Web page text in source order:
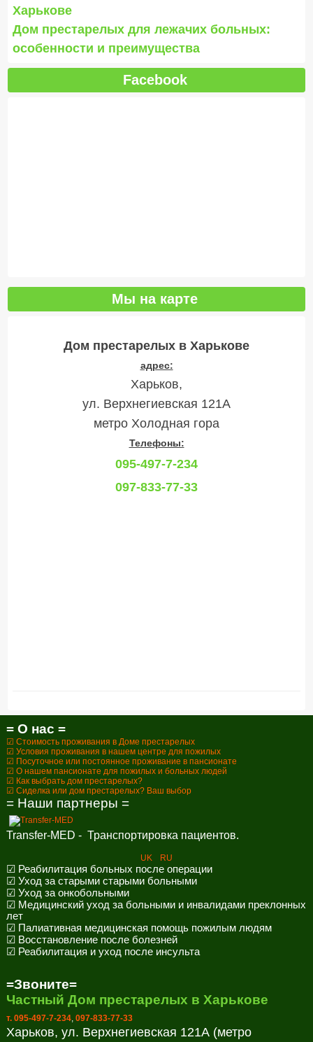
Харькове
Дом престарелых для лежачих больных:
особенности и преимущества
Facebook
Мы на карте
Дом престарелых в Харькове
адрес:
Харьков,
ул. Верхнегиевская 121А
метро Холодная гора
Телефоны:
095-497-7-234
097-833-77-33
= О нас =
☑ Стоимость проживания в Доме престарелых
☑ Условия проживания в нашем центре для пожилых
☑ Посуточное или постоянное проживание в пансионате
☑ О нашем пансионате для пожилых и больных людей
☑ Как выбрать дом престарелых?
☑ Сиделка или дом престарелых? Ваш выбор
= Наши партнеры =
Transfer-MED - Транспортировка пациентов.
UK RU
☑ Реабилитация больных после операции
☑ Уход за старыми старыми больными
☑ Уход за онкобольными
☑ Медицинский уход за больными и инвалидами преклонных
лет
☑ Палиативная медицинская помощь пожилым людям
☑ Восстановление после болезней
☑ Реабилитация и уход после инсульта
=Звоните=
Частный Дом престарелых в Харькове
т. 095-497-7-234, 097-833-77-33
Харьков, ул. Верхнегиевская 121А (метро